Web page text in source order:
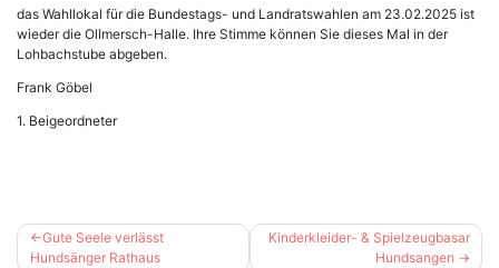
das Wahllokal für die Bundestags- und Landratswahlen am 23.02.2025 ist
wieder die Ollmersch-Halle. Ihre Stimme können Sie dieses Mal in der
Lohbachstube abgeben.
Frank Göbel
1. Beigeordneter
Beitragsnavigation
Gute Seele verlässt
Hundsänger Rathaus
Kinderkleider- & Spielzeugbasar
Hundsangen